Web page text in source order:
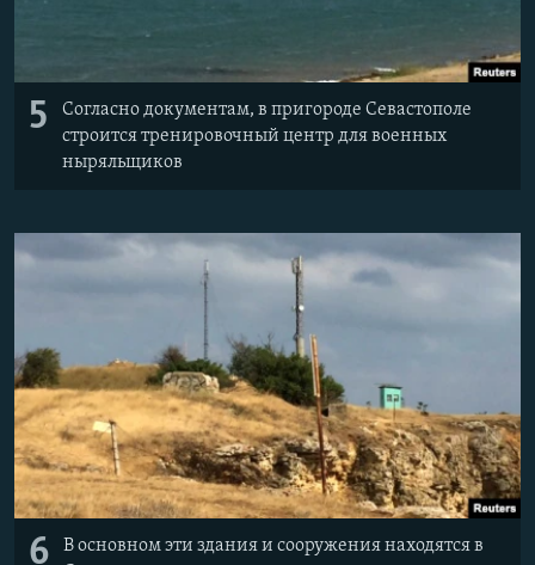
5
Согласно документам, в пригороде Севастополе
строится тренировочный центр для военных
ныряльщиков
6
В основном эти здания и сооружения находятся в